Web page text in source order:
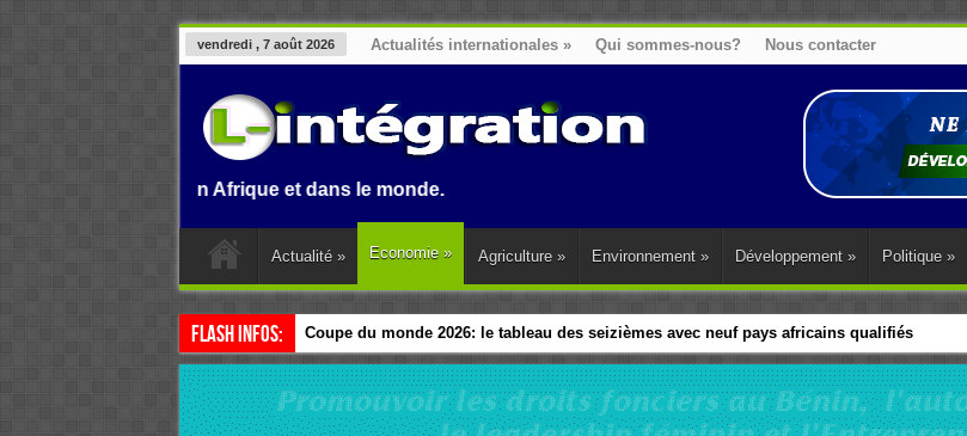
vendredi , 7 août 2026 Actualités internationales » Qui sommes-nous? Nous contacter
Benin, en Afrique et dans le monde.
Actualité » Economie » Agriculture » Environnement » Développement » Politique »
Flash Infos: Coupe du monde 2026: le tableau des seizièmes avec neuf pays africains qualifiés